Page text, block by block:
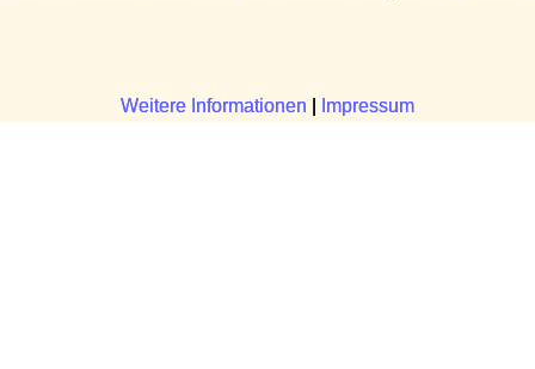
Weitere Informationen Impressum
Weitere Informationen Impressum